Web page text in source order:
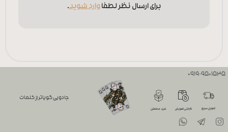
برای ارسال نظر لطفاوارد شوید.
0919-9501535
تحویل سریع گارانتی تعویض خرید مطمئن
جادویی گویاتر از کلمات